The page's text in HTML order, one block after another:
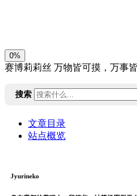
0%
赛博莉莉丝 万物皆可摸，万事
搜索
文章目录
站点概览
Jyurineko